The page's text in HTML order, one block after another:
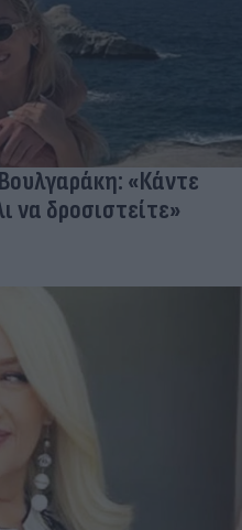
«Κάντε
να δροσιστείτε»